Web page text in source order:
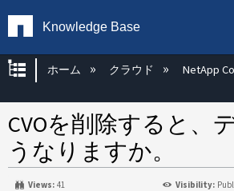
Knowledge Base
グローバル階層を展開/
ホーム クラウド NetApp
CVOを削除すると、
うなりますか。
Views: 41 Visibility: